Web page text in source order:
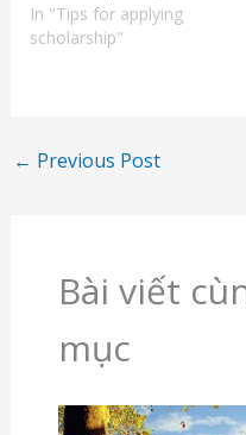
In "Tips for applying
scholarship"
← Previous Post
Bài viết
mục